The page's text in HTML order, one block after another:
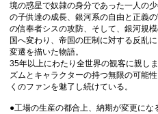
境の惑星で奴隷の身分であった一人の
の子供達の成長、銀河系の自由と正義
の信奉者シスの攻防、そして、銀河規
国へ変わり、帝国の圧制に対する反乱
変遷を描いた物語。
35年以上にわたり全世界の観客に親し
ズムとキャラクターの持つ無限の可能
くのファンを魅了し続けている。
●工場の生産の都合上、納期が変更にな